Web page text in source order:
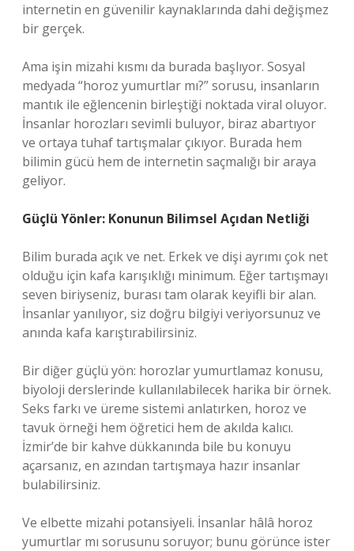
internetin en güvenilir kaynaklarında dahi değişmez
bir gerçek.
Ama işin mizahi kısmı da burada başlıyor. Sosyal
medyada “horoz yumurtlar mı?” sorusu, insanların
mantık ile eğlencenin birleştiği noktada viral oluyor.
İnsanlar horozları sevimli buluyor, biraz abartıyor
ve ortaya tuhaf tartışmalar çıkıyor. Burada hem
bilimin gücü hem de internetin saçmalığı bir araya
geliyor.
Güçlü Yönler: Konunun Bilimsel Açıdan Netliği
Bilim burada açık ve net. Erkek ve dişi ayrımı çok net
olduğu için kafa karışıklığı minimum. Eğer tartışmayı
seven biriyseniz, burası tam olarak keyifli bir alan.
İnsanlar yanılıyor, siz doğru bilgiyi veriyorsunuz ve
anında kafa karıştırabilirsiniz.
Bir diğer güçlü yön: horozlar yumurtlamaz konusu,
biyoloji derslerinde kullanılabilecek harika bir örnek.
Seks farkı ve üreme sistemi anlatırken, horoz ve
tavuk örneği hem öğretici hem de akılda kalıcı.
İzmir’de bir kahve dükkanında bile bu konuyu
açarsanız, en azından tartışmaya hazır insanlar
bulabilirsiniz.
Ve elbette mizahi potansiyeli. İnsanlar hâlâ horoz
yumurtlar mı sorusunu soruyor; bunu görünce ister